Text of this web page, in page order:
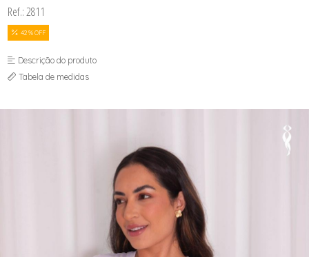
Ref.: 2811
42 % OFF
Descrição do produto
Tabela de medidas